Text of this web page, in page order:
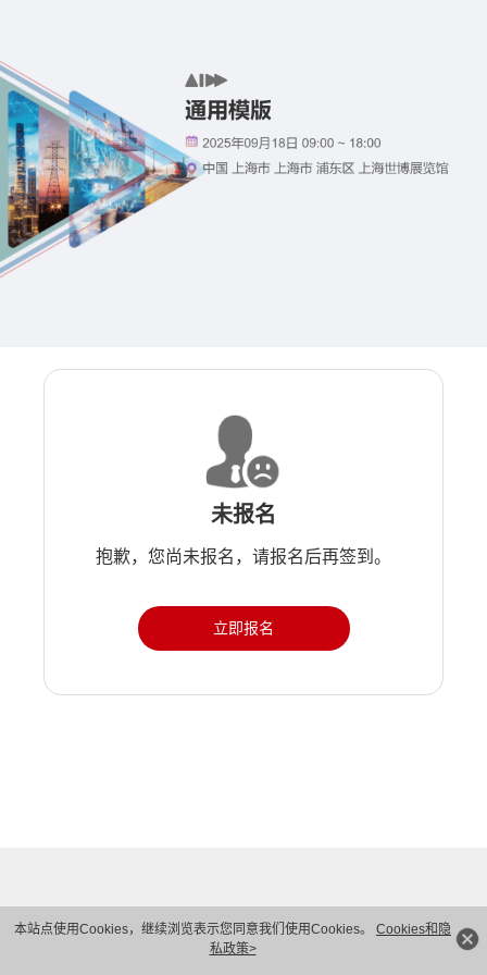
本站点使用Cookies，继续浏览表示您同意我们使用Cookies。 Cookies和隐
私政策>
未报名
抱歉，您尚未报名，请报名后再签到。
立即报名